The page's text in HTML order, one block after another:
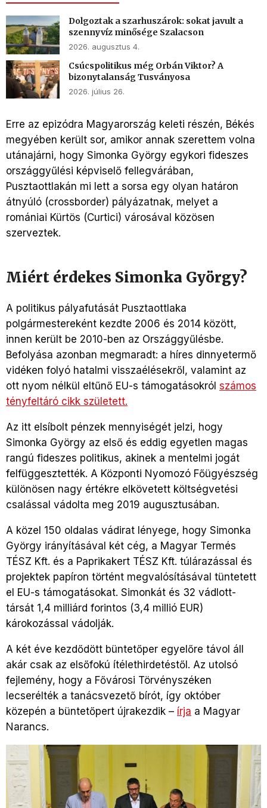
Dolgoztak a szarhuszárok: sokat javult a
szennyvíz minősége Szalacson
2026. augusztus 4.
Csúcspolitikus még Orbán Viktor? A
bizonytalanság Tusványosa
2026. július 26.
Erre az epizódra Magyarország keleti részén, Békés
megyében került sor, amikor annak szerettem volna
utánajárni, hogy Simonka György egykori fideszes
országgyűlési képviselő fellegvárában,
Pusztaottlakán mi lett a sorsa egy olyan határon
átnyúló (crossborder) pályázatnak, melyet a
romániai Kürtös (Curtici) városával közösen
szerveztek.
Miért érdekes Simonka György?
A politikus pályafutását Pusztaottlaka
polgármestereként kezdte 2006 és 2014 között,
innen került be 2010-ben az Országgyűlésbe.
Befolyása azonban megmaradt: a híres dinnyetermő
vidéken folyó hatalmi visszaélésekről, valamint az
ott nyom nélkül eltűnő EU-s támogatásokról számos
tényfeltáró cikk született.
Az itt elsíbolt pénzek mennyiségét jelzi, hogy
Simonka György az első és eddig egyetlen magas
rangú fideszes politikus, akinek a mentelmi jogát
felfüggesztették. A Központi Nyomozó Főügyészség
különösen nagy értékre elkövetett költségvetési
csalással vádolta meg 2019 augusztusában.
A közel 150 oldalas vádirat lényege, hogy Simonka
György irányításával két cég, a Magyar Termés
TÉSZ Kft. és a Paprikakert TÉSZ Kft. túlárazással és
projektek papíron történt megvalósításával tüntetett
el EU-s támogatásokat. Simonkát és 32 vádlott-
társát 1,4 milliárd forintos (3,4 millió EUR)
károkozással vádolják.
A két éve kezdődött büntetőper egyelőre távol áll
akár csak az elsőfokú ítélethirdetéstől. Az utolsó
fejlemény, hogy a Fővárosi Törvényszéken
lecserélték a tanácsvezető bírót, így október
közepén a büntetőpert újrakezdik – írja a Magyar
Narancs.